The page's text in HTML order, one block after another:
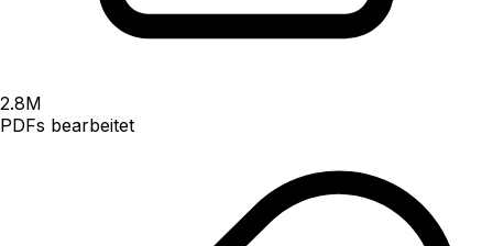
2.8M
PDFs bearbeitet